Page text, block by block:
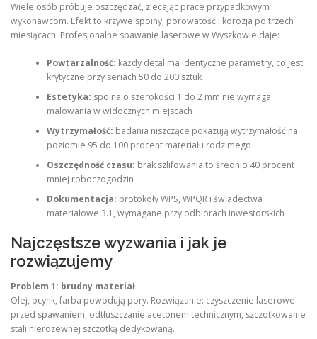
Wiele osób próbuje oszczędzać, zlecając prace przypadkowym
wykonawcom. Efekt to krzywe spoiny, porowatość i korozja po trzech
miesiącach. Profesjonalne spawanie laserowe w Wyszkowie daje:
Powtarzalność: każdy detal ma identyczne parametry, co jest
krytyczne przy seriach 50 do 200 sztuk
Estetyka: spoina o szerokości 1 do 2 mm nie wymaga
malowania w widocznych miejscach
Wytrzymałość: badania niszczące pokazują wytrzymałość na
poziomie 95 do 100 procent materiału rodzimego
Oszczędność czasu: brak szlifowania to średnio 40 procent
mniej roboczogodzin
Dokumentacja: protokoły WPS, WPQR i świadectwa
materiałowe 3.1, wymagane przy odbiorach inwestorskich
Najczęstsze wyzwania i jak je
rozwiązujemy
Problem 1: brudny materiał
Olej, ocynk, farba powodują pory. Rozwiązanie: czyszczenie laserowe
przed spawaniem, odtłuszczanie acetonem technicznym, szczotkowanie
stali nierdzewnej szczotką dedykowaną.